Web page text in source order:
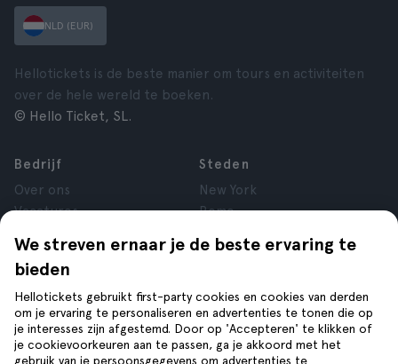
We streven ernaar je de beste ervaring te
bieden
Hellotickets gebruikt first-party cookies en cookies van derden
om je ervaring te personaliseren en advertenties te tonen die op
je interesses zijn afgestemd. Door op 'Accepteren' te klikken of
je cookievoorkeuren aan te passen, ga je akkoord met het
gebruik van je persoonsgegevens om advertenties te
NLD (EUR)
Hellotickets is de beste manier om tours en activiteiten
over de hele wereld te boeken.
© Hello Ticket, SL.
Bedrijf
Over ons
Vacatures
Reviews
Privacy
Voorwaarden
Juridische kennisgeving
Cookies
Steden
New York
Rome
Londen
Krakau
Tenerife